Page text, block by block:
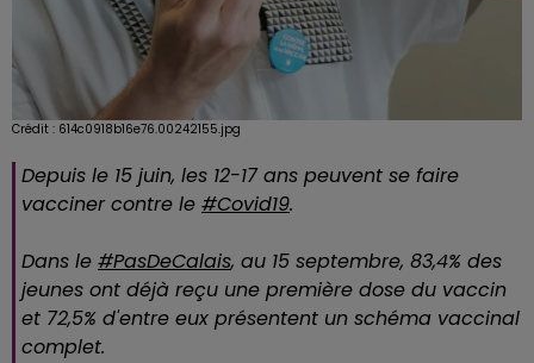
Crédit : 614c0918b16e76.00242155.jpg
Depuis le 15 juin, les 12-17 ans peuvent se faire
vacciner contre le #Covid19.
Dans le #PasDeCalais, au 15 septembre, 83,4% des
jeunes ont déjà reçu une première dose du vaccin
et 72,5% d'entre eux présentent un schéma vaccinal
complet.